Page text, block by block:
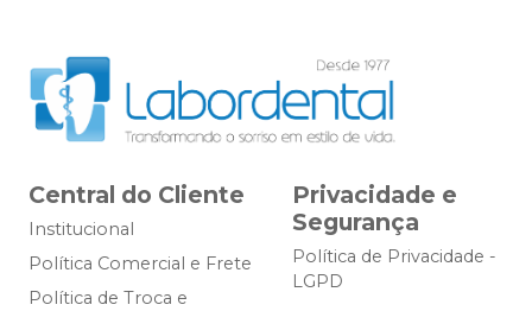
Central do Cliente
Institucional
Política Comercial e Frete
Política de Troca e
Privacidade e
Segurança
Política de Privacidade -
LGPD